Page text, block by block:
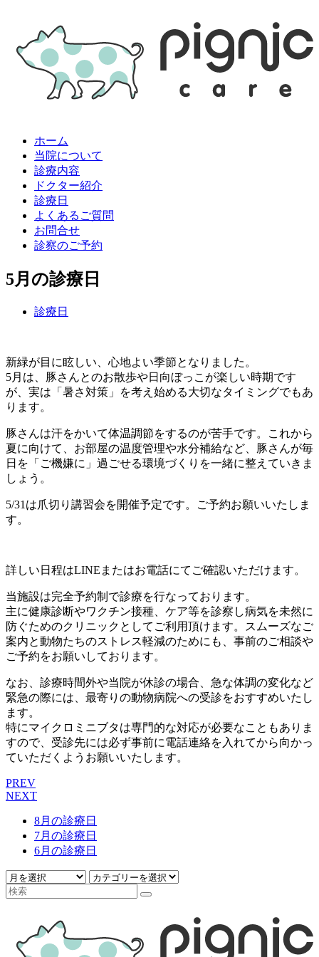
ホーム
当院について
診療内容
ドクター紹介
診療日
よくあるご質問
お問合せ
診察のご予約
5月の診療日
診療日
新緑が目に眩しい、心地よい季節となりました。
5月は、豚さんとのお散歩や日向ぼっこが楽しい時期です
が、実は「暑さ対策」を考え始める大切なタイミングでもあ
ります。
豚さんは汗をかいて体温調節をするのが苦手です。これから
夏に向けて、お部屋の温度管理や水分補給など、豚さんが毎
日を「ご機嫌に」過ごせる環境づくりを一緒に整えていきま
しょう。
5/31は爪切り講習会を開催予定です。ご予約お願いいたしま
す。
詳しい日程はLINEまたはお電話にてご確認いただけます。
当施設は完全予約制で診療を行なっております。
主に健康診断やワクチン接種、ケア等を診察し病気を未然に
防ぐためのクリニックとしてご利用頂けます。スムーズなご
案内と動物たちのストレス軽減のためにも、事前のご相談や
ご予約をお願いしております。
なお、診療時間外や当院が休診の場合、急な体調の変化など
緊急の際には、最寄りの動物病院への受診をおすすめいたし
ます。
特にマイクロミニブタは専門的な対応が必要なこともありま
すので、受診先には必ず事前に電話連絡を入れてから向かっ
ていただくようお願いいたします。
PREV
NEXT
8月の診療日
7月の診療日
6月の診療日